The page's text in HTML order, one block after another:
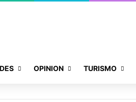
OPINION TURISMO